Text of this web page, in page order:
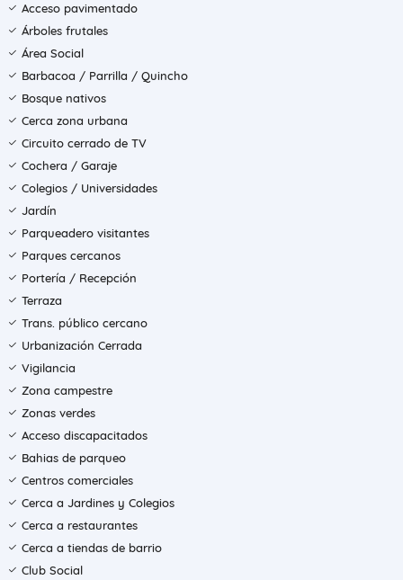
Acceso pavimentado
Árboles frutales
Área Social
Barbacoa / Parrilla / Quincho
Bosque nativos
Cerca zona urbana
Circuito cerrado de TV
Cochera / Garaje
Colegios / Universidades
Jardín
Parqueadero visitantes
Parques cercanos
Portería / Recepción
Terraza
Trans. público cercano
Urbanización Cerrada
Vigilancia
Zona campestre
Zonas verdes
Acceso discapacitados
Bahias de parqueo
Centros comerciales
Cerca a Jardines y Colegios
Cerca a restaurantes
Cerca a tiendas de barrio
Club Social